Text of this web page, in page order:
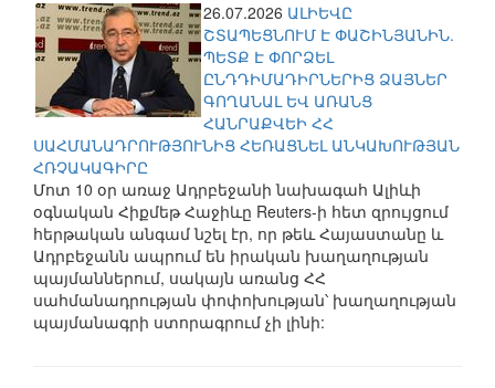
26.07.2026 ԱԼԻԵՎԸ
ՇՏԱՊԵՑՆՈՒՄ Է ՓԱՇԻՆՅԱՆԻՆ.
ՊԵՏՔ Է ՓՈՐՁԵԼ
ԸՆԴԴԻՄԱԴԻՐՆԵՐԻՑ ՁԱՅՆԵՐ
ԳՈՂԱՆԱԼ ԵՎ ԱՌԱՆՑ
ՀԱՆՐԱՔՎԵԻ ՀՀ
ՍԱՀՄԱՆԱԴՐՈՒԹՅՈՒՆԻՑ ՀԵՌԱՑՆԵԼ ԱՆԿԱԽՈՒԹՅԱՆ
ՀՌՉԱԿԱԳԻՐԸ
Մոտ 10 օր առաջ Ադրբեջանի նախագահ Ալիևի
օգնական Հիքմեթ Հաջիևը Reuters-ի հետ զրույցում
հերթական անգամ նշել էր, որ թեև Հայաստանը և
Ադրբեջանն ապրում են իրական խաղաղության
պայմաններում, սակայն առանց ՀՀ
սահմանադրության փոփոխության՝ խաղաղության
պայմանագրի ստորագրում չի լինի: